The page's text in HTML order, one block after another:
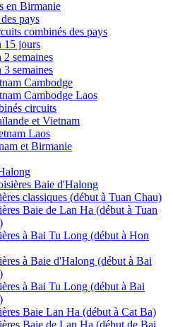
en Birmanie
pays
combinés des pays
15 jours
semaines
semaines
Cambodge
Cambodge Laos
circuits
et Vietnam
Laos
et Birmanie
Baie d'Halong
classiques (début à Tuan Chau)
Baie de Lan Ha (début à Tuan
à Bai Tu Long (début à Hon
à Baie d'Halong (début à Bai
à Bai Tu Long (début à Bai
Baie Lan Ha (début à Cat Ba)
Baie de Lan Ha (début de Bai